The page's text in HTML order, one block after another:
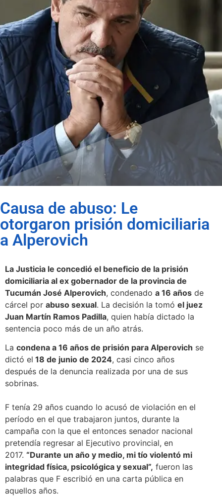
Causa de abuso: Le
otorgaron prisión domiciliaria
a Alperovich
La Justicia le concedió el beneficio de la prisión
domiciliaria al ex gobernador de la provincia de
Tucumán José Alperovich, condenado a 16 años de
cárcel por abuso sexual. La decisión la tomó el juez
Juan Martín Ramos Padilla, quien había dictado la
sentencia poco más de un año atrás.
La condena a 16 años de prisión para Alperovich se
dictó el 18 de junio de 2024, casi cinco años
después de la denuncia realizada por una de sus
sobrinas.
F tenía 29 años cuando lo acusó de violación en el
período en el que trabajaron juntos, durante la
campaña con la que el entonces senador nacional
pretendía regresar al Ejecutivo provincial, en
2017. “Durante un año y medio, mi tío violentó mi
integridad física, psicológica y sexual”, fueron las
palabras que F escribió en una carta pública en
aquellos años.